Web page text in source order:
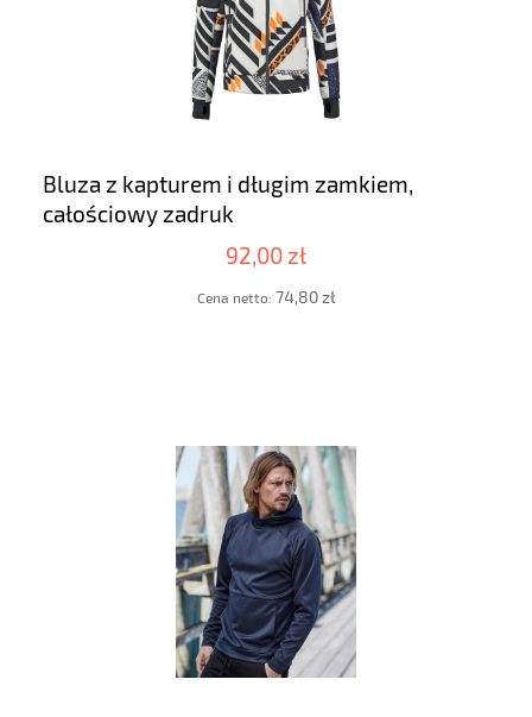
Bluza z kapturem i długim zamkiem,
całościowy zadruk
92,00 zł
Cena netto: 74,80 zł